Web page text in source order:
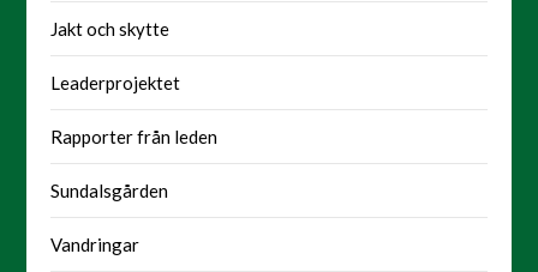
Jakt och skytte
Leaderprojektet
Rapporter från leden
Sundalsgården
Vandringar